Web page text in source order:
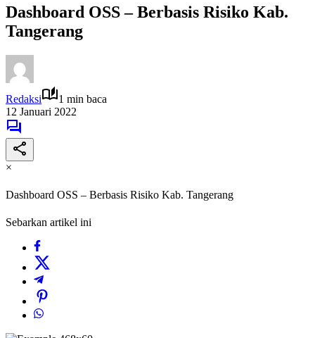
Dashboard OSS – Berbasis Risiko Kab.
Tangerang
Redaksi
1 min baca
12 Januari 2022
×
Dashboard OSS – Berbasis Risiko Kab. Tangerang
Sebarkan artikel ini